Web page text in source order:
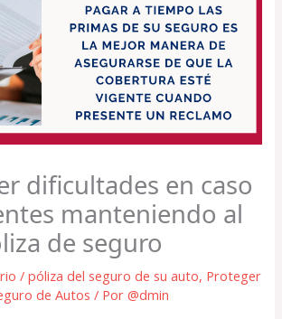
dificultades en caso
manteniendo al
de seguro
/póliza del seguro de su auto, Proteger
de Autos / Por@dmin